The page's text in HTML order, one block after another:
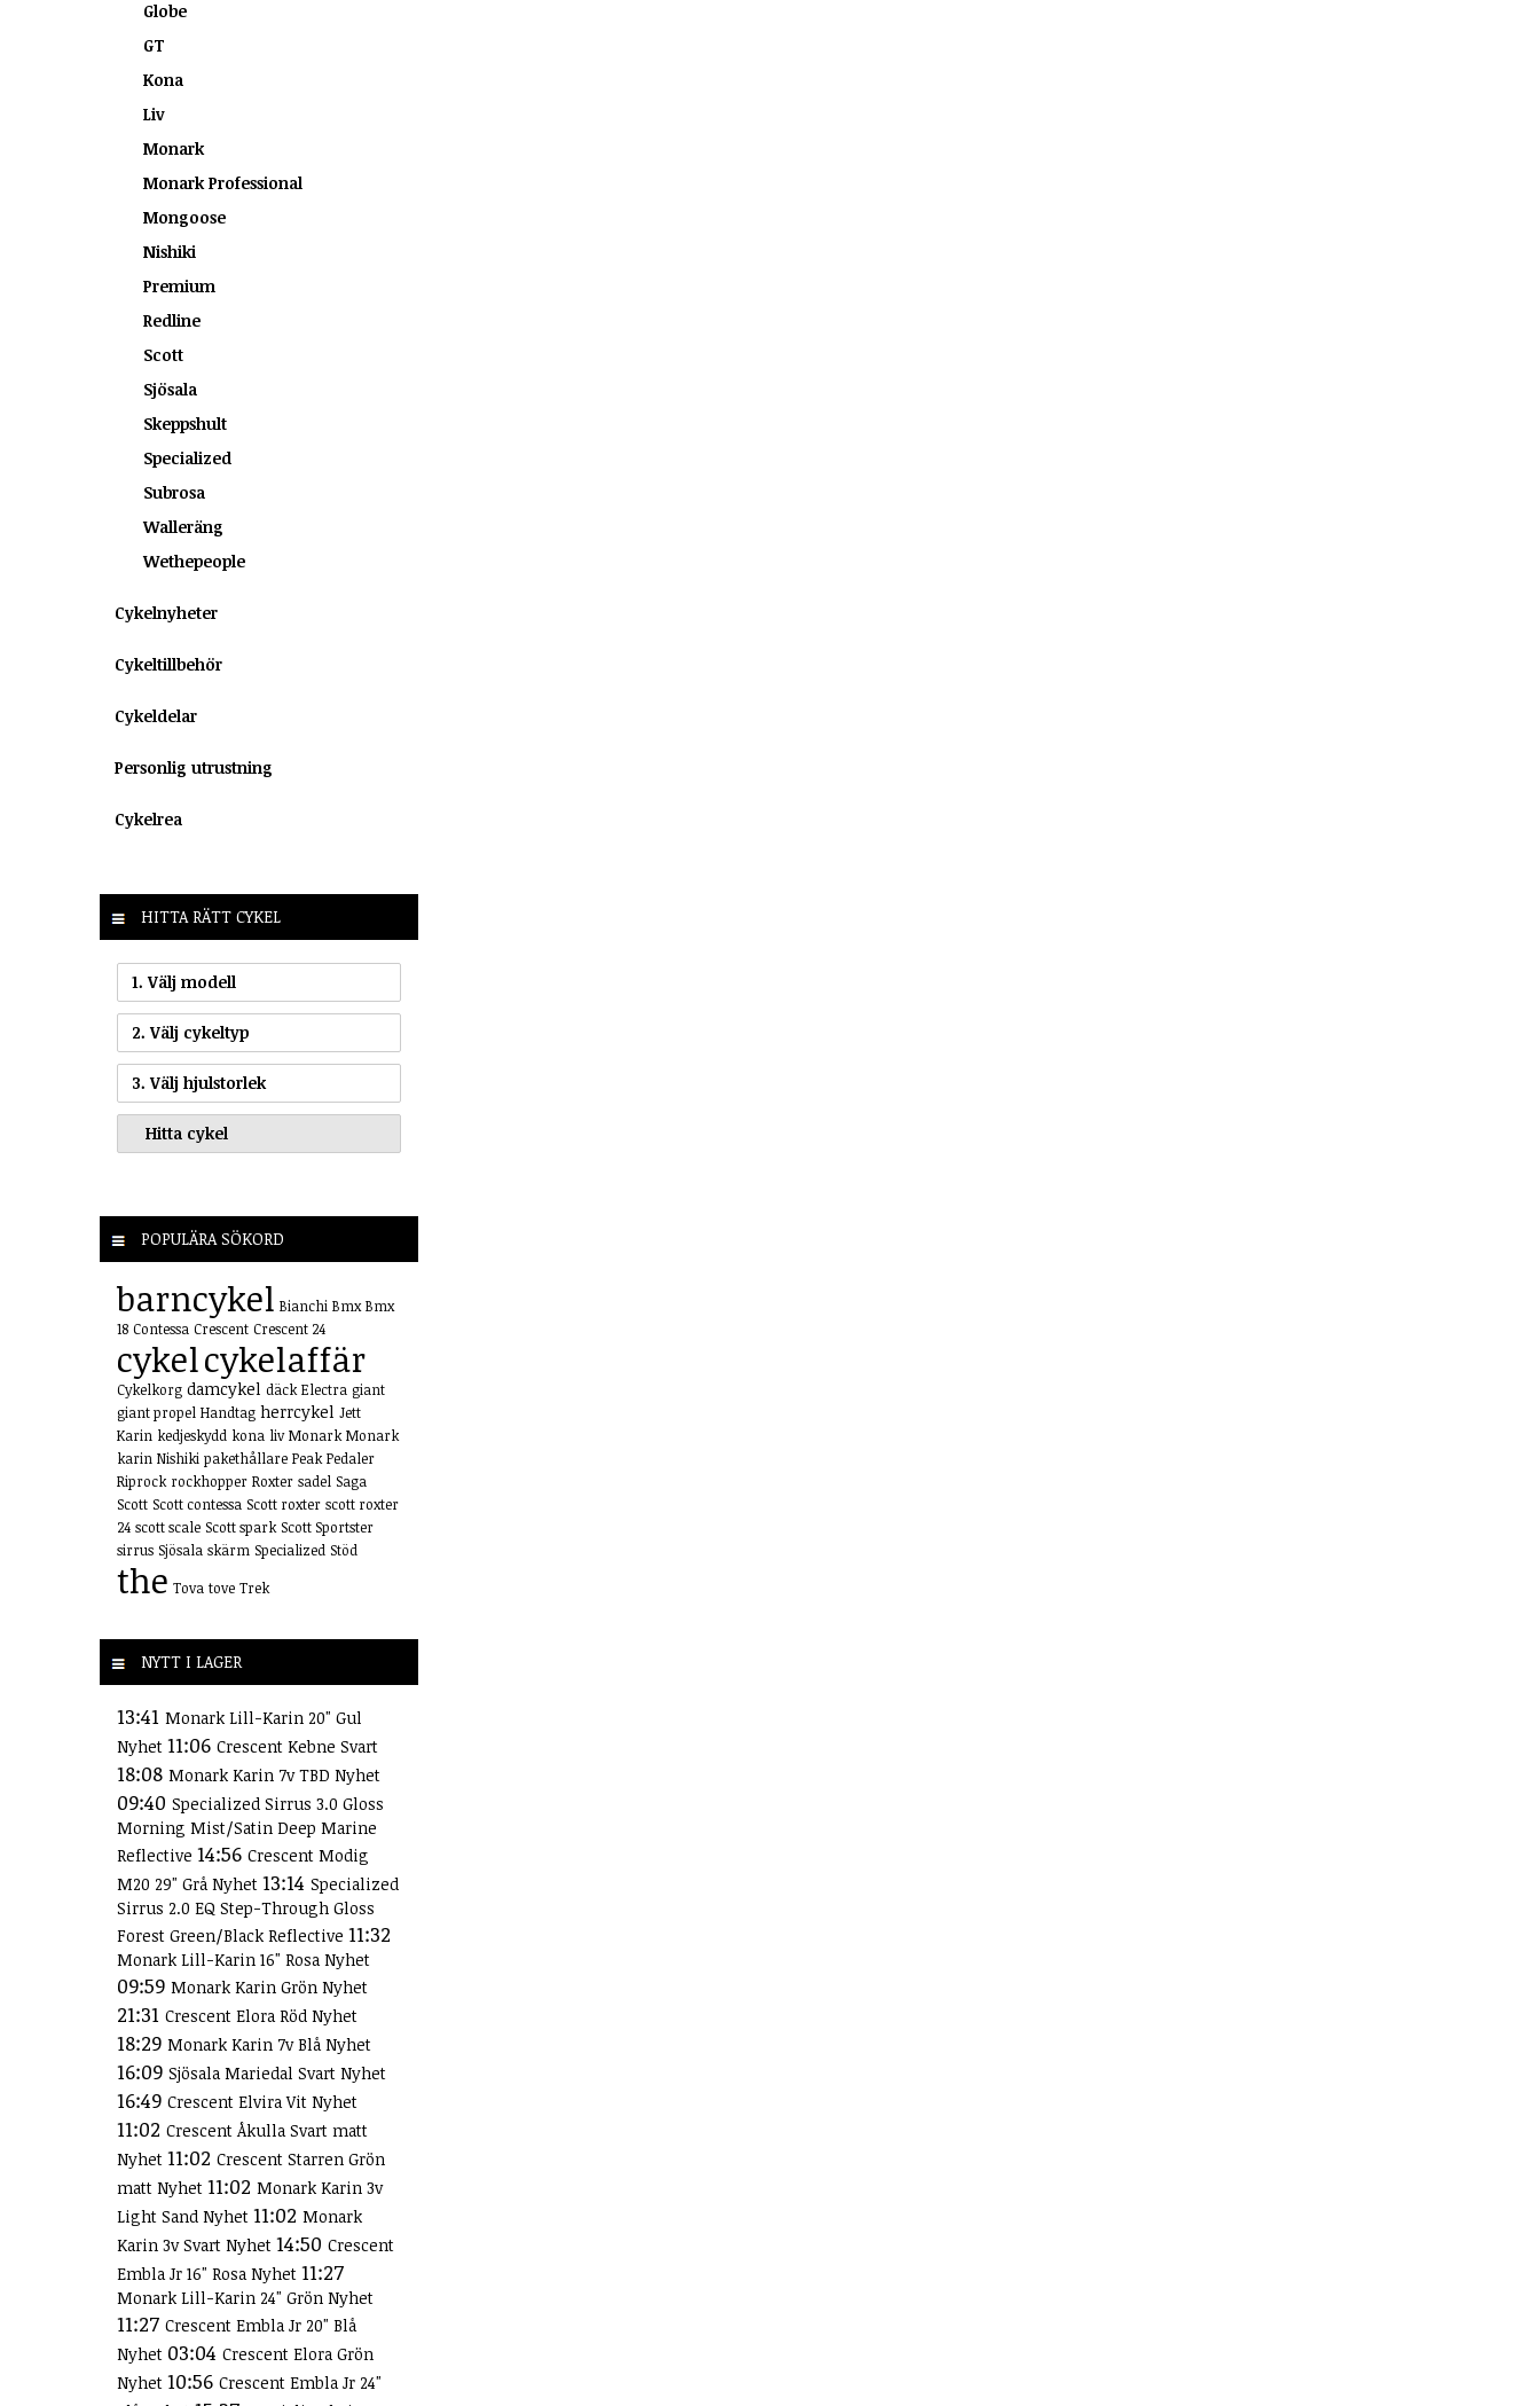
Globe
GT
Kona
Liv
Monark
Monark Professional
Mongoose
Nishiki
Premium
Redline
Scott
Sjösala
Skeppshult
Specialized
Subrosa
Walleräng
Wethepeople
Cykelnyheter
Cykeltillbehör
Cykeldelar
Personlig utrustning
Cykelrea
HITTA RÄTT CYKEL
1. Välj modell
2. Välj cykeltyp
3. Välj hjulstorlek
POPULÄRA SÖKORD
barncykel Bianchi Bmx Bmx
18 Contessa Crescent Crescent 24
cykelcykelaffär
Cykelkorg damcykel däck Electra giant
giant propel Handtag herrcykel Jett
Karin kedjeskydd kona liv Monark Monark
karin Nishiki pakethållare Peak Pedaler
Riprock rockhopper Roxter sadel Saga
Scott Scott contessa Scott roxter scott roxter
24 scott scale Scott spark Scott Sportster
sirrus Sjösala skärm Specialized Stöd
the Tova tove Trek
NYTT I LAGER
13:41 Monark Lill-Karin 20" Gul
Nyhet 11:06 Crescent Kebne Svart
18:08 Monark Karin 7v TBD Nyhet
09:40 Specialized Sirrus 3.0 Gloss
Morning Mist/Satin Deep Marine
Reflective 14:56 Crescent Modig
M20 29" Grå Nyhet 13:14 Specialized
Sirrus 2.0 EQ Step-Through Gloss
Forest Green/Black Reflective 11:32
Monark Lill-Karin 16" Rosa Nyhet
09:59 Monark Karin Grön Nyhet
21:31 Crescent Elora Röd Nyhet
18:29 Monark Karin 7v Blå Nyhet
16:09 Sjösala Mariedal Svart Nyhet
16:49 Crescent Elvira Vit Nyhet
11:02 Crescent Åkulla Svart matt
Nyhet 11:02 Crescent Starren Grön
matt Nyhet 11:02 Monark Karin 3v
Light Sand Nyhet 11:02 Monark
Karin 3v Svart Nyhet 14:50 Crescent
Embla Jr 16" Rosa Nyhet 11:27
Monark Lill-Karin 24" Grön Nyhet
11:27 Crescent Embla Jr 20" Blå
Nyhet 03:04 Crescent Elora Grön
Nyhet 10:56 Crescent Embla Jr 24"